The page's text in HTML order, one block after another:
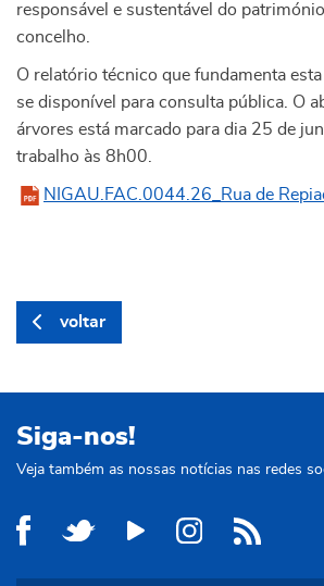
responsável e sustentável do
concelho.
O relatório técnico que fundamenta
se disponível para consulta pública. O
árvores está marcado para dia 25 de
trabalho às 8h00.
NIGAU.FAC.0044.26_Rua de
voltar
Siga-nos!
Veja também as nossas notícias nas redes